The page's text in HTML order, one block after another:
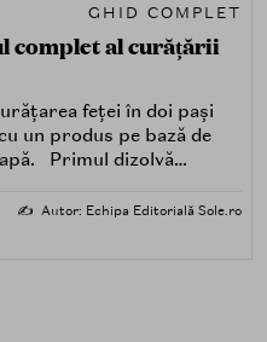
GHID COMPLET
complet al curățării
feței în doi pași
un produs pe bază de
apă. Primul dizolvă
impuritățile solubile în
✍️ Autor: Echipa Editorială Sole.ro